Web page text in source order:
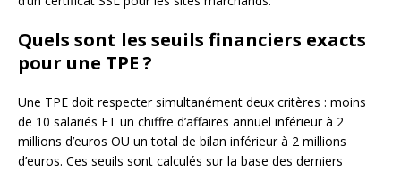
Quels sont les seuils financiers exacts
pour une TPE ?
Une TPE doit respecter simultanément deux critères : moins
de 10 salariés ET un chiffre d’affaires annuel inférieur à 2
millions d’euros OU un total de bilan inférieur à 2 millions
d’euros. Ces seuils sont calculés sur la base des derniers